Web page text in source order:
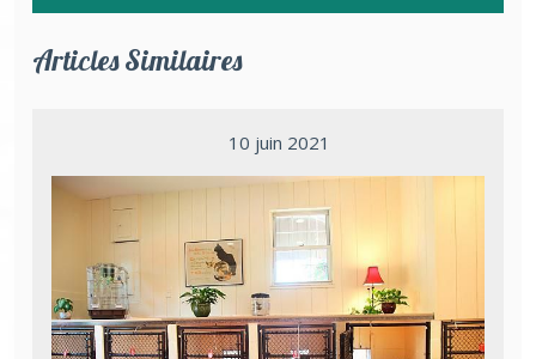
Articles Similaires
10 juin 2021